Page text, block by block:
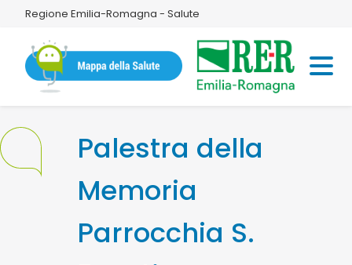
Regione Emilia-Romagna - Salute
Palestra della
Memoria
Parrocchia S.